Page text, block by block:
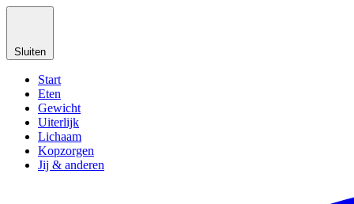
Sluiten
Start
Eten
Gewicht
Uiterlijk
Lichaam
Kopzorgen
Jij & anderen